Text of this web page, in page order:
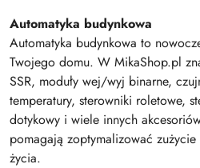
Automatyka budynkowa
Automatyka budynkowa to
Twojego domu. W MikaShop.pl
SSR, moduły wej/wyj binarne,
temperatury, sterowniki roletowe,
dotykowy i wiele innych
pomagają zoptymalizować
życia.